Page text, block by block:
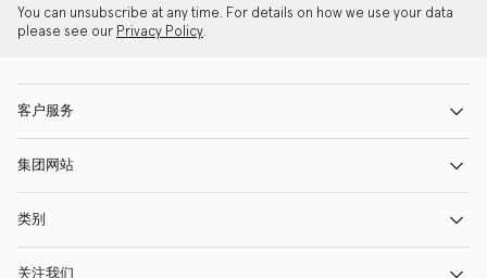
You can unsubscribe at any time. For details on how we use your data
please see our Privacy Policy.
客户服务
集团网站
类别
关注我们